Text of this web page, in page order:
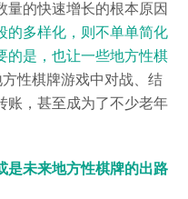
量的快速增长的根本原因
的多样化，则不单单简化
的是，也让一些地方性棋
性棋牌游戏中对战、结
账，甚至成为了不少老年
是未来地方性棋牌的出路